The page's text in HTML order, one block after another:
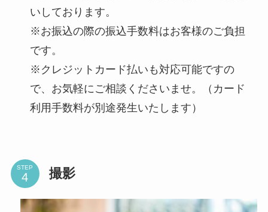
いしております。
※お振込の際の振込手数料はお客様のご負担
です。
※クレジットカード払いも対応可能ですの
で、お気軽にご相談くださいませ。（カード
利用手数料が別途発生いたします）
STEP 撮影